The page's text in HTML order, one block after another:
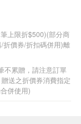
上限折$500)(部分商
折價券/折扣碼併用)離
不累贈，請注意訂單
送之折價券消費指定
併使用)